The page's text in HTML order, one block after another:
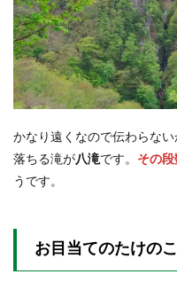
かなり遠くなので伝わらな
落ちる滝が八滝です。 その
うです。
お目当てのたけの